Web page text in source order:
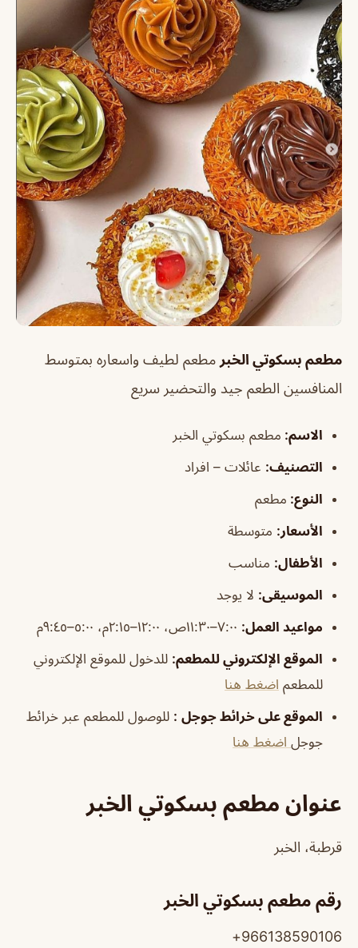
مطعم بسكوتي الخبر مطعم لطيف واسعاره بمتوسط
المنافسين الطعم جيد والتحضير سريع
الاسم: مطعم بسكوتي الخبر
التصنيف: عائلات – افراد
النوع: مطعم
الأسعار: متوسطة
الأطفال: مناسب
الموسيقى: لا يوجد
مواعيد العمل:
الموقع الإلكتروني للمطعم: للدخول للموقع الإلكتروني
للمطعم اضغط هنا
الموقع على خرائط جوجل : للوصول للمطعم عبر خرائط
جوجل اضغط هنا
عنوان مطعم بسكوتي الخبر
قرطبة، الخبر
رقم مطعم بسكوتي الخبر
966138590106+